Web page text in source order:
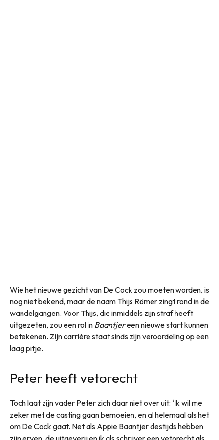
Wie het nieuwe gezicht van De Cock zou moeten worden, is
nog niet bekend, maar de naam Thijs Römer zingt rond in de
wandelgangen. Voor Thijs, die inmiddels zijn straf heeft
uitgezeten, zou een rol in Baantjereen nieuwe start kunnen
betekenen. Zijn carrière staat sinds zijn veroordeling op een
laag pitje.
Peter heeft vetorecht
Toch laat zijn vader Peter zich daar niet over uit: ‘Ik wil me
zeker met de casting gaan bemoeien, en al helemaal als het
om De Cock gaat. Net als Appie Baantjer destijds hebben
zijn erven, de uitgeverij en ik als schrijver een vetorecht als